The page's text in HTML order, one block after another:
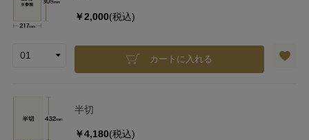
￥2,000(税込)
カートに入れる
半切
￥4,180(税込)